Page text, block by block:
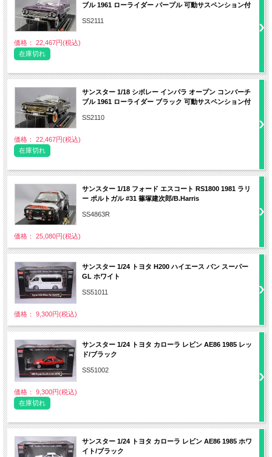
ブル 1961 ローライダー パープル 可動サスペンション付
SS2111
価格： 22,467円(税込)
在庫切れ
サンスター 1/18 シボレー インパラ オープン コンバーチ
ブル 1961 ローライダー ブラック 可動サスペンション付
SS2110
価格： 22,467円(税込)
在庫切れ
サンスター 1/18 フォード エスコート RS1800 1981 ラリ
ー ポルトガル #31 篠塚建次郎/B.Harris
SS4863R
価格： 25,080円(税込)
サンスター 1/24 トヨタ H200 ハイエース バン スーパー
GL ホワイト
SS51011
価格： 9,300円(税込)
サンスター 1/24 トヨタ カローラ レビン AE86 1985 レッ
ド/ブラック
SS51002
価格： 9,300円(税込)
在庫切れ
サンスター 1/24 トヨタ カローラ レビン AE86 1985 ホワ
イト/ブラック